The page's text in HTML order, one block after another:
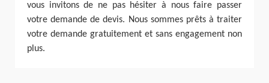
vous invitons de ne pas hésiter à nous faire passer
votre demande de devis. Nous sommes prêts à traiter
votre demande gratuitement et sans engagement non
plus.